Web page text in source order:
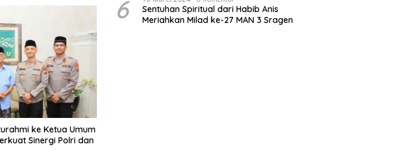
ke Ketua Umum
Sinergi Polri dan
6
Sentuhan Spiritual dari Habib Anis
Meriahkan Milad ke-27 MAN 3 Sragen